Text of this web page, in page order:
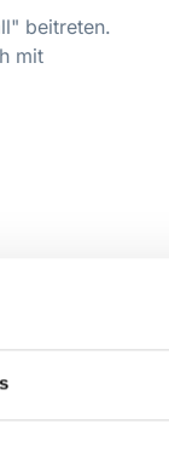
beitreten.
mit